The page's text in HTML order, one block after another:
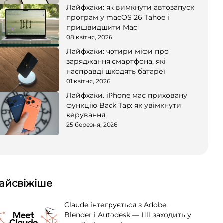
Лайфхаки: як вимкнути автозапуск
програм у macOS 26 Tahoe і
пришвидшити Mac
08 квітня, 2026
Лайфхаки: чотири міфи про
заряджання смартфона, які
насправді шкодять батареї
01 квітня, 2026
Лайфхаки. iPhone має приховану
функцію Back Tap: як увімкнути
керування
25 березня, 2026
Claude інтегрується з Adobe,
Blender і Autodesk — ШІ заходить у